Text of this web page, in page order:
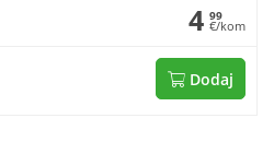
4 99
€/kom
Dodaj